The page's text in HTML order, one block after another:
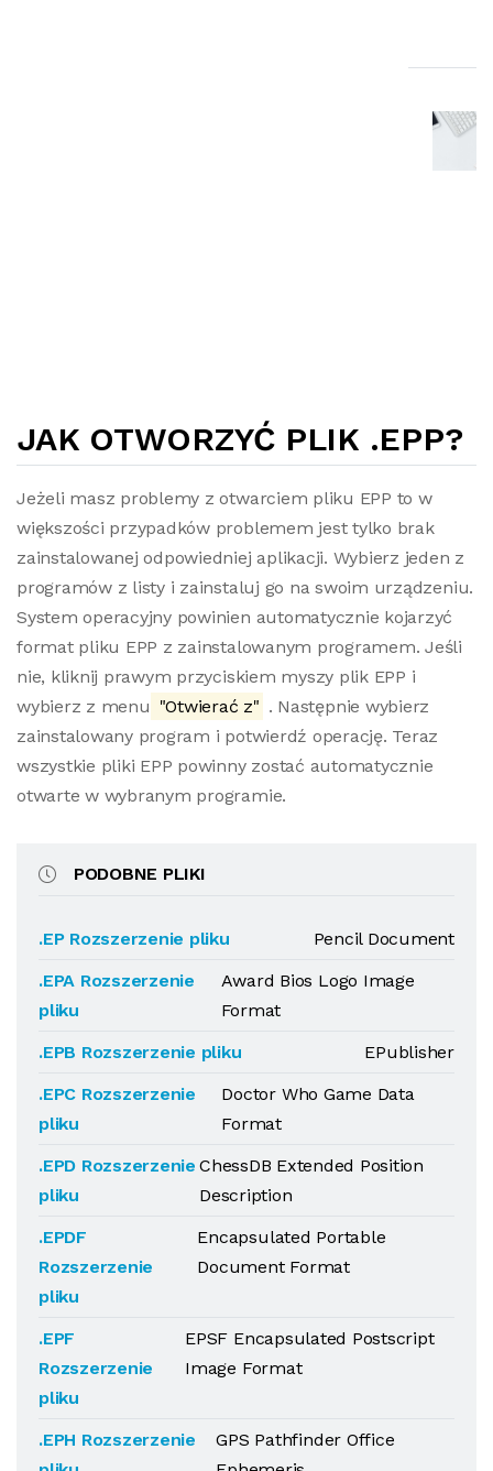
JAK OTWORZYĆ PLIK .EPP?
Jeżeli masz problemy z otwarciem pliku EPP to w
większości przypadków problemem jest tylko brak
zainstalowanej odpowiedniej aplikacji. Wybierz jeden z
programów z listy i zainstaluj go na swoim urządzeniu.
System operacyjny powinien automatycznie kojarzyć
format pliku EPP z zainstalowanym programem. Jeśli
nie, kliknij prawym przyciskiem myszy plik EPP i
wybierz z menu "Otwierać z" . Następnie wybierz
zainstalowany program i potwierdź operację. Teraz
wszystkie pliki EPP powinny zostać automatycznie
otwarte w wybranym programie.
PODOBNE PLIKI
.EP Rozszerzenie pliku
Pencil Document
.EPA Rozszerzenie
pliku
Award Bios Logo Image
Format
.EPB Rozszerzenie pliku
EPublisher
.EPC Rozszerzenie
pliku
Doctor Who Game Data
Format
.EPD Rozszerzenie
pliku
ChessDB Extended Position
Description
.EPDF
Rozszerzenie
pliku
Encapsulated Portable
Document Format
.EPF
Rozszerzenie
pliku
EPSF Encapsulated Postscript
Image Format
.EPH Rozszerzenie
GPS Pathfinder Office